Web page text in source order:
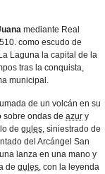
mediante Real
como escudo de
Laguna la capital de la
tras la conquista,
municipal.
de un volcán en su
sobre ondas de azur y
de gules, siniestrado de
del Arcángel San
lanza en una mano y
de gules, con la leyenda